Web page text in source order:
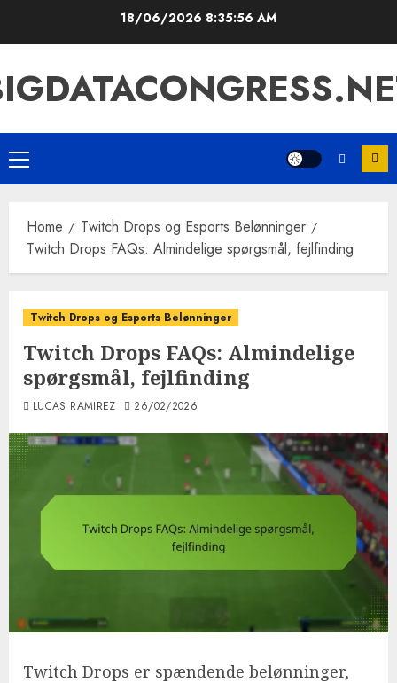
18/06/2026 8:35:57 AM
Primary
Menu
Home
Twitch Drops og Esports Belønninger
Twitch Drops FAQs: Almindelige spørgsmål, fejlfinding
Twitch Drops og Esports Belønninger
Twitch Drops FAQs: Almindelige
spørgsmål, fejlfinding
LUCAS RAMIREZ 26/02/2026
Twitch Drops er spændende belønninger,